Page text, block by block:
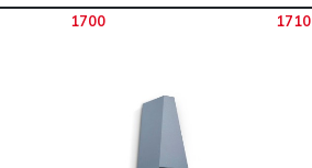
1700 1710